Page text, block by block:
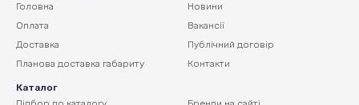
Головна
Оплата
Доставка
Планова доставка габариту
Новини
Вакансії
Публічний договір
Контакти
Каталог